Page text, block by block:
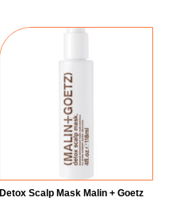
Detox Scalp Mask Malin + Goetz